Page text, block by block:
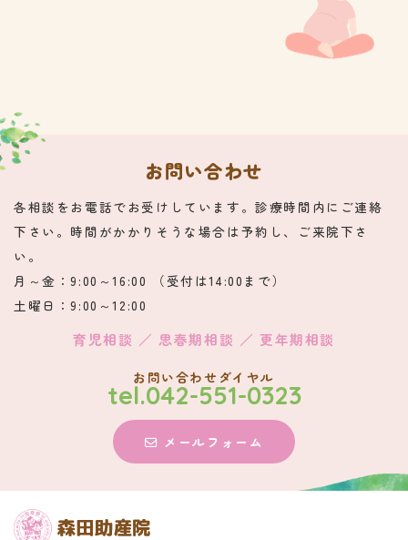
お問い合わせ
各相談をお電話でお受けしています。診療時間内にご連絡
下さい。時間がかかりそうな場合は予約し、ご来院下さ
い。
月～金：9:00～16:00 （受付は14:00まで）
土曜日：9:00～12:00
育児相談 ／ 思春期相談 ／ 更年期相談
お問い合わせダイヤル
tel.042-551-0323
メールフォーム